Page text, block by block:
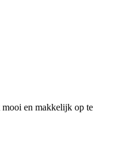
en makkelijk op te